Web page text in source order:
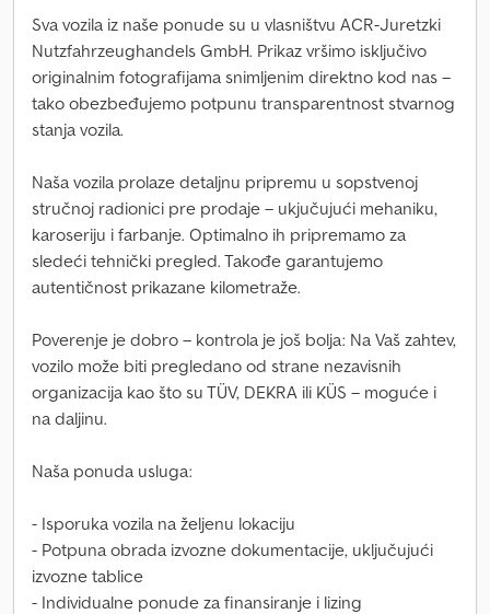
Sva vozila iz naše ponude su u vlasništvu ACR-Juretzki
Nutzfahrzeughandels GmbH. Prikaz vršimo isključivo
originalnim fotografijama snimljenim direktno kod nas –
tako obezbeđujemo potpunu transparentnost stvarnog
stanja vozila.
Naša vozila prolaze detaljnu pripremu u sopstvenoj
stručnoj radionici pre prodaje – ukjučujući mehaniku,
karoseriju i farbanje. Optimalno ih pripremamo za
sledeći tehnički pregled. Takođe garantujemo
autentičnost prikazane kilometraže.
Poverenje je dobro – kontrola je još bolja: Na Vaš zahtev,
vozilo može biti pregledano od strane nezavisnih
organizacija kao što su TÜV, DEKRA ili KÜS – moguće i
na daljinu.
Naša ponuda usluga:
- Isporuka vozila na željenu lokaciju
- Potpuna obrada izvozne dokumentacije, uključujući
izvozne tablice
- Individualne ponude za finansiranje i lizing